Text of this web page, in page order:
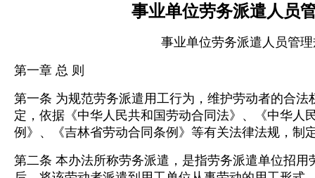
事业单位劳务派遣人员
事业单位劳务派遣人员管
第一章 总 则
第一条 为规范劳务派遣用工行为，维护劳动者的合法
定，依据《中华人民共和国劳动合同法》、《中华人
例》、《吉林省劳动合同条例》等有关法律法规，制
第二条 本办法所称劳务派遣，是指劳务派遣单位招用